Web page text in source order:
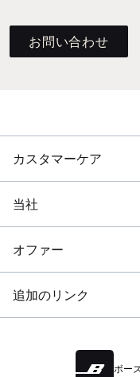
お問い合わせ
カスタマーケア
当社
オファー
追加のリンク
ボー